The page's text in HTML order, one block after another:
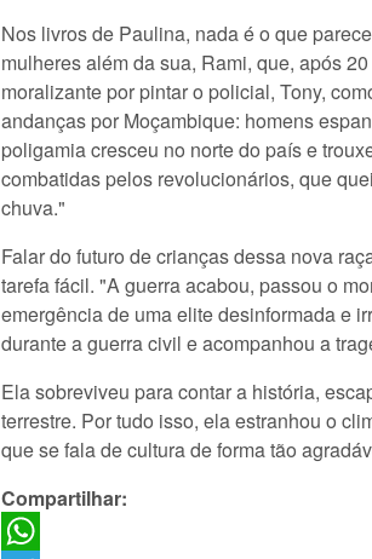
Nos livros de Paulina, nada é o que
mulheres além da sua, Rami, que, após
moralizante por pintar o policial, Tony,
andanças por Moçambique: homens
poligamia cresceu no norte do país e
combatidas pelos revolucionários, que
chuva."
Falar do futuro de crianças dessa nova
tarefa fácil. "A guerra acabou, passou o
emergência de uma elite desinformada e
durante a guerra civil e acompanhou a
Ela sobreviveu para contar a história,
terrestre. Por tudo isso, ela estranhou o
que se fala de cultura de forma tão
Compartilhar: